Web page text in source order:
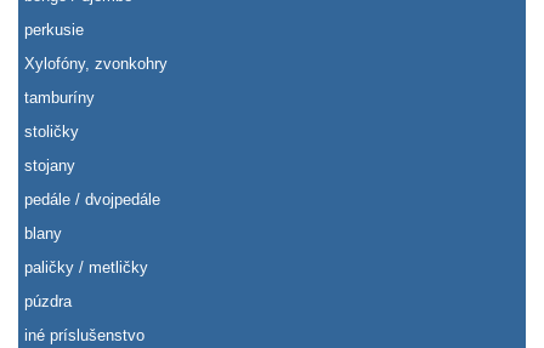
perkusie
Xylofóny, zvonkohry
tamburíny
stoličky
stojany
pedále / dvojpedále
blany
paličky / metličky
púzdra
iné príslušenstvo